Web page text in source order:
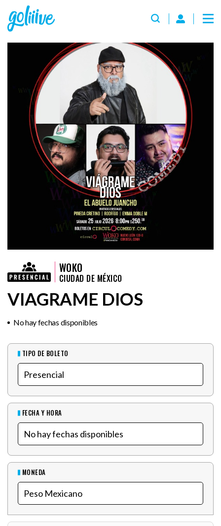
WOKO
CIUDAD DE MÉXICO
VIAGRAME DIOS
No hay fechas disponibles
TIPO DE BOLETO
FECHA Y HORA
MONEDA